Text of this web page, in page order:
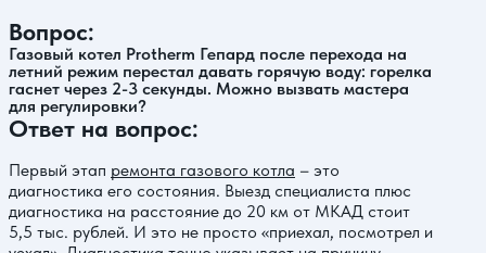
Вопрос:
Газовый котел Protherm Гепард после перехода на
летний режим перестал давать горячую воду: горелка
гаснет через 2-3 секунды. Можно вызвать мастера
для регулировки?
Ответ на вопрос:
Первый этап ремонта газового котла – это
диагностика его состояния. Выезд специалиста плюс
диагностика на расстояние до 20 км от МКАД стоит
5,5 тыс. рублей. И это не просто «приехал, посмотрел и